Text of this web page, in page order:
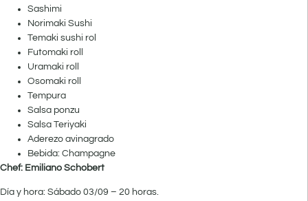
Sashimi
Norimaki Sushi
Temaki sushi rol
Futomaki roll
Uramaki roll
Osomaki roll
Tempura
Salsa ponzu
Salsa Teriyaki
Aderezo avinagrado
Bebida: Champagne
Chef: Emiliano Schobert
Día y hora: Sábado 03/09 – 20 horas.